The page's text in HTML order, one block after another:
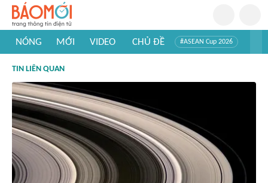
NÓNG MỚI VIDEO CHỦ ĐỀ #ASEAN Cup 2026
#Khám phá thế giới
TIN LIÊN QUAN